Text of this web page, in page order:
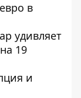
в
удивляет
19
и